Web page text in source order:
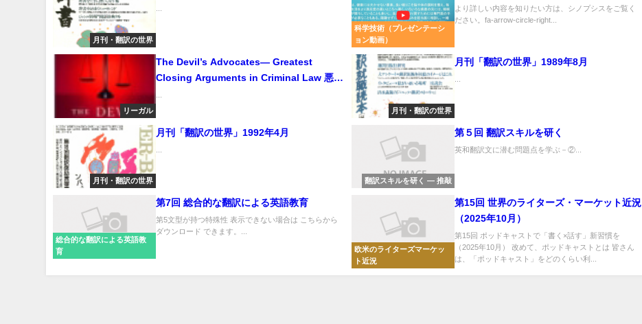
月刊・翻訳の世界
...
科学技術（プレゼンテーシ
ョン動画）
より詳しい内容を知りたい方は、シノプシスをご覧く
ださい。fa-arrow-circle-right...
リーガル
The Devil’s Advocates― Greatest
Closing Arguments in Criminal Law 悪魔
月刊・翻訳の世界
月刊「翻訳の世界」1989年8月
月刊・翻訳の世界
月刊「翻訳の世界」1992年4月
翻訳スキルを研く ― 推敲
第５回 翻訳スキルを研く
英和翻訳文に潜む問題点を学ぶ－②...
総合的な翻訳による英語教
育
第7回 総合的な翻訳による英語教育
第5文型が持つ特殊性 表示できない場合は こちらから
ダウンロード できます。...
欧米のライターズマーケッ
ト近況
第15回 世界のライターズ・マーケット近況
（2025年10月）
第15回 ポッドキャストで「書く×話す」新習慣を
（2025年10月） 改めて、ポッドキャストとは 皆さん
は、「ポッドキャスト」をどのくらい利...